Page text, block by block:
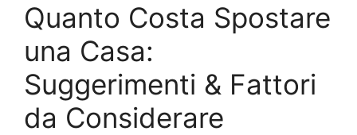
Quanto Costa Spostare
una Casa:
Suggerimenti & Fattori
da Considerare